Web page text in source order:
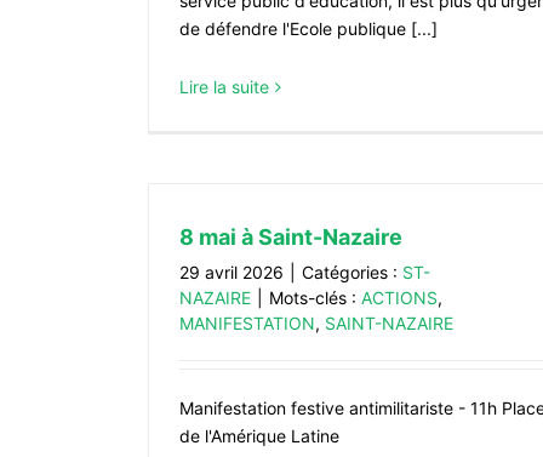
de défendre l'Ecole publique [...]
Lire la suite
DISCOURS St-Nazaire ST-
8 mai à Saint-Nazaire
29 avril 2026 Catégories : ST-
NAZAIRE
Mots-clés : ACTIONS,
MANIFESTATION, SAINT-NAZAIRE
Manifestation festive antimilitariste - 11h
de l'Amérique Latine